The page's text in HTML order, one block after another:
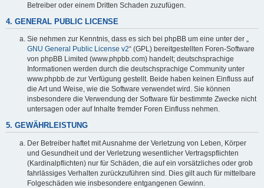
Betreiber oder einem Dritten Schaden zuzufügen.
4. GENERAL PUBLIC LICENSE
Sie nehmen zur Kenntnis, dass es sich bei phpBB um eine unter der „
GNU General Public License v2“ (GPL) bereitgestellten Foren-Software
von phpBB Limited (www.phpbb.com) handelt; deutschsprachige
Informationen werden durch die deutschsprachige Community unter
www.phpbb.de zur Verfügung gestellt. Beide haben keinen Einfluss auf
die Art und Weise, wie die Software verwendet wird. Sie können
insbesondere die Verwendung der Software für bestimmte Zwecke nicht
untersagen oder auf Inhalte fremder Foren Einfluss nehmen.
5. GEWÄHRLEISTUNG
Der Betreiber haftet mit Ausnahme der Verletzung von Leben, Körper
und Gesundheit und der Verletzung wesentlicher Vertragspflichten
(Kardinalpflichten) nur für Schäden, die auf ein vorsätzliches oder grob
fahrlässiges Verhalten zurückzuführen sind. Dies gilt auch für mittelbare
Folgeschäden wie insbesondere entgangenen Gewinn.